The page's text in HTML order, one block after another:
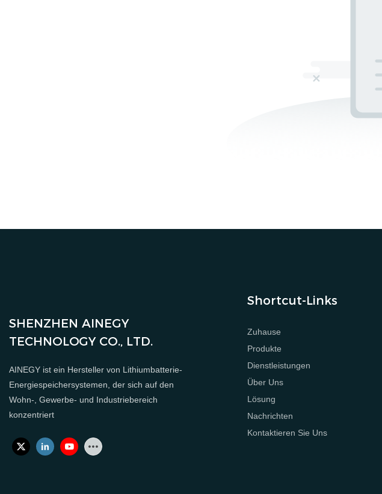
SHENZHEN AINEGY
TECHNOLOGY CO., LTD.
AINEGY ist ein Hersteller von Lithiumbatterie-
Energiespeichersystemen, der sich auf den
Wohn-, Gewerbe- und Industriebereich
konzentriert
Shortcut-Links
Zuhause
Produkte
Dienstleistungen
Über Uns
Lösung
Nachrichten
Kontaktieren Sie Uns